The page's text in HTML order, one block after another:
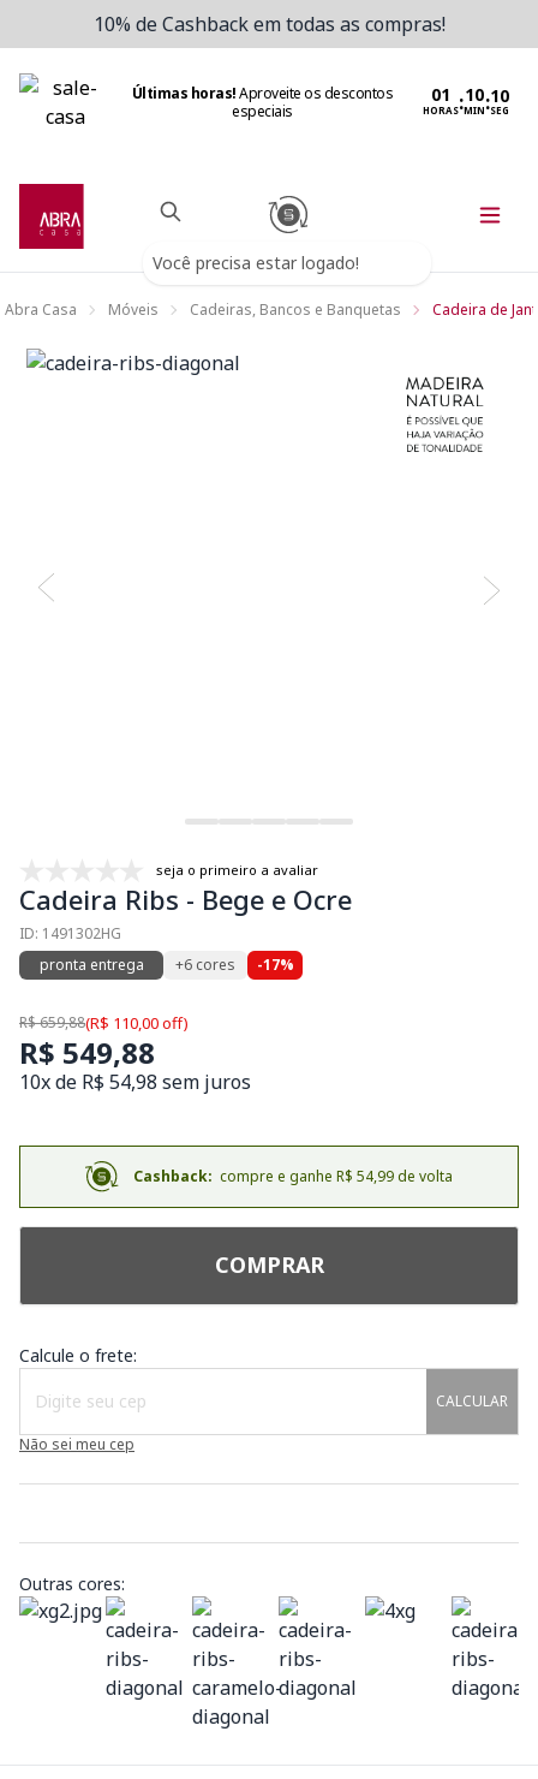
10% de Cashback em todas as compras!
Últimas horas!Aproveite os descontos
especiais
HORAS:MIN:SEG
Você precisa estar logado!
Abra Casa Móveis Cadeiras, Bancos e Banquetas Cadeira de
seja o primeiro a avaliar
Cadeira Ribs - Bege e Ocre
ID: 1491302HG
pronta entrega
+6 cores -17%
R$ 659,88(R$ 110,00 off)
R$ 549,88
10x de R$ 54,98 sem juros
Cashback: compre e ganhe R$ 54,99 de volta
COMPRAR
Calcule o frete:
CALCULAR
Não sei meu cep
Outras cores: